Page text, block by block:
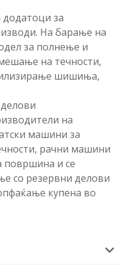
за
На барање на
за полнење и
на течности,
шишиња,
на
машини за
рачни машини
површина и се
со резервни делови
купена во